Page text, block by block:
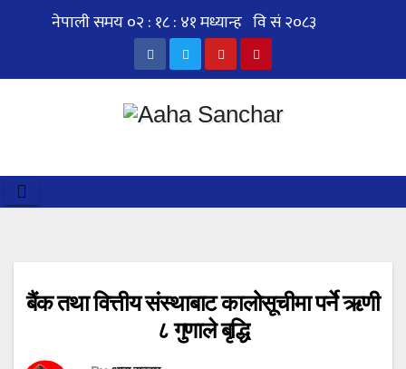
बैंक तथा वित्तीय संस्थाबाट कालोसूचीमा पर्ने ऋणी
८ गुणाले बृद्धि